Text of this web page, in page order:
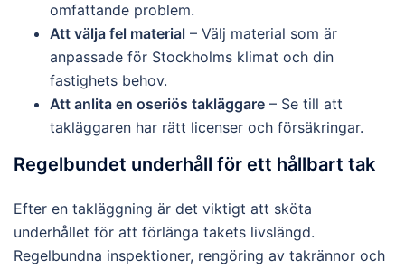
omfattande problem.
Att välja fel material – Välj material som är
anpassade för Stockholms klimat och din
fastighets behov.
Att anlita en oseriös takläggare – Se till att
takläggaren har rätt licenser och försäkringar.
Regelbundet underhåll för ett hållbart tak
Efter en takläggning är det viktigt att sköta
underhållet för att förlänga takets livslängd.
Regelbundna inspektioner, rengöring av takrännor och